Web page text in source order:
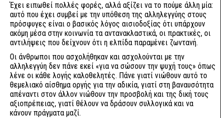
Έχει ειπωθεί πολλές φορές, αλλά αξίζει να το πούμε άλλη μία:
αυτό που έχει συμβεί με την υπόθεση της αλληλεγγύης στους
πρόσφυγες είναι ο βασικός λόγος αισιοδοξίας ότι υπάρχουν
ακόμη μέσα στην κοινωνία τα αντανακλαστικά, οι πρακτικές, οι
αντιλήψεις που δείχνουν ότι η ελπίδα παραμένει ζωντανή.
Οι άνθρωποι που ασχολήθηκαν και ασχολούνται με την
αλληλεγγύη δεν πάνε εκεί «για να σώσουν την ψυχή τους» όπως
λένε οι κάθε λογής καλοθελητές. Πάνε γιατί νιώθουν αυτό το
θεμελιακό αίσθημα οργής για την αδικία, γιατί στη βαναυσότητα
απέναντι στον άλλον νιώθουν την προσβολή και της δική τους
αξιοπρέπειας, γιατί θέλουν να δράσουν συλλογικά και να
κάνουν πράγματα μαζί.